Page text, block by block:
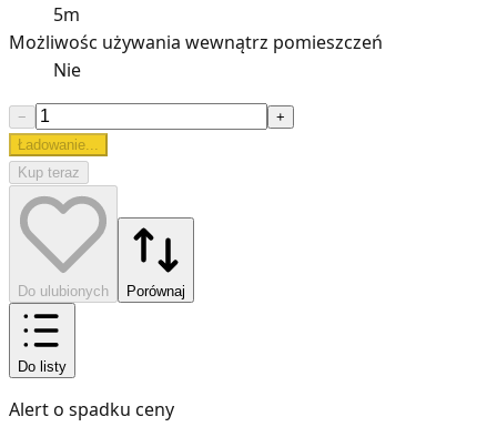
5m
Możliwośc używania wewnątrz pomieszczeń
Nie
−
+
Ładowanie...
Kup teraz
Do ulubionych Porównaj
Do listy
Alert o spadku ceny